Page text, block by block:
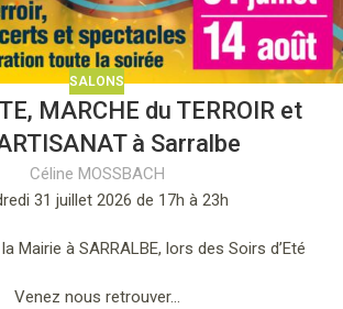
SALONS
MARCHE du TERROIR et
à Sarralbe
Céline MOSSBACH
31 juillet 2026 de 17h à 23h
Mairie à SARRALBE, lors des Soirs d’Eté
Venez nous retrouver…